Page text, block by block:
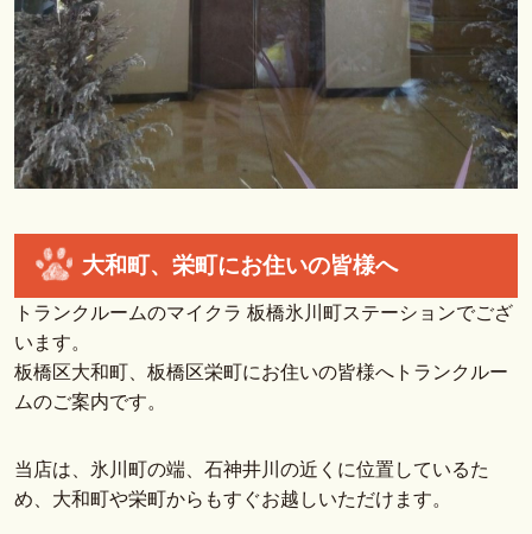
大和町、栄町にお住いの皆様へ
トランクルームのマイクラ 板橋氷川町ステーションでござ
います。
板橋区大和町、板橋区栄町にお住いの皆様へトランクルー
ムのご案内です。
当店は、氷川町の端、石神井川の近くに位置しているた
め、大和町や栄町からもすぐお越しいただけます。